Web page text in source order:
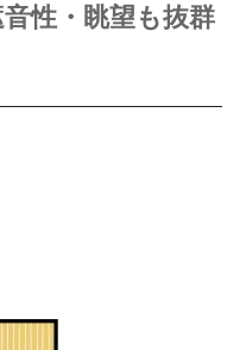
性・眺望も抜群